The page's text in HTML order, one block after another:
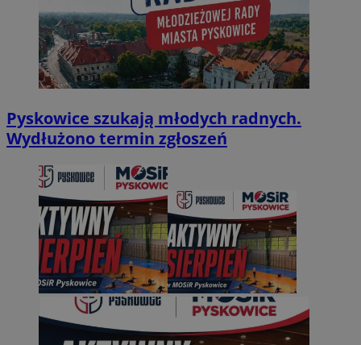
Pyskowice szukają młodych radnych.
Wydłużono termin zgłoszeń